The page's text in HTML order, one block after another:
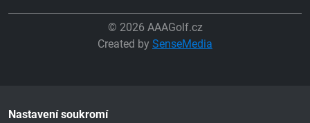
© 2026 AAAGolf.cz
Created by SenseMedia
Nastavení soukromí